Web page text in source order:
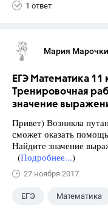
1 ответ
Мария
ЕГЭ Математика
Тренировочная
значение
Привет) Возникла
сможет оказать
Найдите значение
(Подробнее...)
27 ноября 2017
ЕГЭ Математика